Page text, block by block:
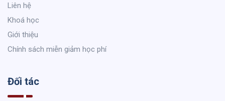
Liên hệ
Khoá học
Giới thiệu
Chính sách miễn giảm học phí
Đối tác